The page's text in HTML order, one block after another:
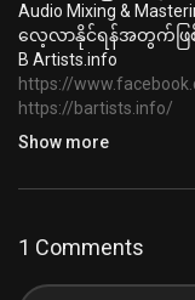
Audio Mixing &
လေ့လာနိုင်ရန်အတွက်ဖ
B Artists.info
https://
https://bartists.info/
https://
#လွမ်းနေခဲ့သည်
Show more
1 Comments